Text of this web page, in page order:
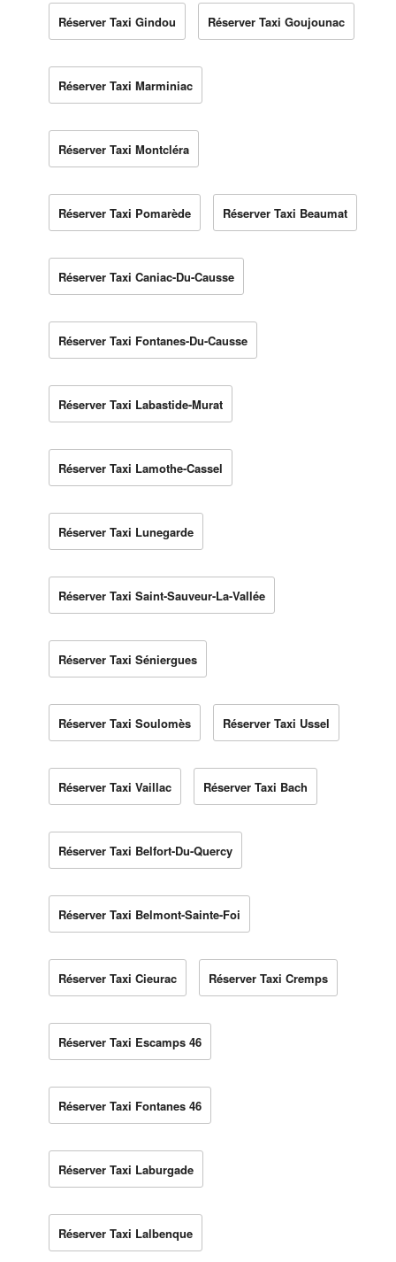
Réserver Taxi Gindou Réserver Taxi Goujounac
Réserver Taxi Marminiac
Réserver Taxi Montcléra
Réserver Taxi Pomarède Réserver Taxi Beaumat
Réserver Taxi Caniac-Du-Causse
Réserver Taxi Fontanes-Du-Causse
Réserver Taxi Labastide-Murat
Réserver Taxi Lamothe-Cassel
Réserver Taxi Lunegarde
Réserver Taxi Saint-Sauveur-La-Vallée
Réserver Taxi Séniergues
Réserver Taxi Soulomès Réserver Taxi Ussel
Réserver Taxi Vaillac Réserver Taxi Bach
Réserver Taxi Belfort-Du-Quercy
Réserver Taxi Belmont-Sainte-Foi
Réserver Taxi Cieurac Réserver Taxi Cremps
Réserver Taxi Escamps 46
Réserver Taxi Fontanes 46
Réserver Taxi Laburgade
Réserver Taxi Lalbenque